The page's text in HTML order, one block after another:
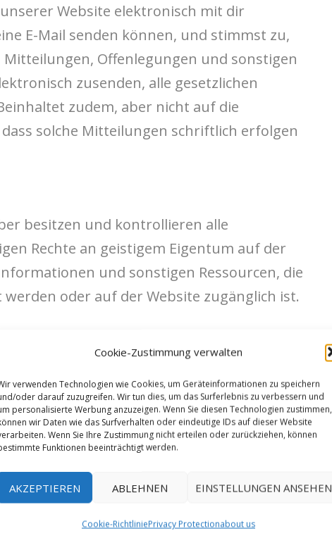
Cookie-Zustimmung verwalten
verwenden Technologien wie Cookies, um Geräteinformationen zu speichern
oder darauf zuzugreifen. Wir tun dies, um das Surferlebnis zu verbessern und
personalisierte Werbung anzuzeigen. Wenn Sie diesen Technologien zustimmen,
wir Daten wie das Surfverhalten oder eindeutige IDs auf dieser Website
Wenn Sie Ihre Zustimmung nicht erteilen oder zurückziehen, können
Funktionen beeinträchtigt werden.
AKZEPTIEREN ABLEHNEN EINSTELLUNGEN ANSEHEN
Cookie-RichtliniePrivacy Protectionabout us
Website elektronisch mit dir
E-Mail senden können, und stimmst zu,
Mitteilungen, Offenlegungen und sonstigen
zusenden, alle gesetzlichen
zudem, aber nicht auf die
solche Mitteilungen schriftlich erfolgen
besitzen und kontrollieren alle
Rechte an geistigem Eigentum auf der
und sonstigen Ressourcen, die
oder auf der Website zugänglich ist.
anderes vorschreiben, wird dir keine
unter Urheber-, Marken-, Patent- oder
Eigentum gewährt. Dies bedeutet, dass
Website verwendest, kopierst,
verteilst, in ein elektronisches
zurückentwickelst, dekompilierst,
monetarisierst, verkaufst,